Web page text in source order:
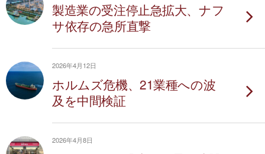
製造業の受注停止急拡大、ナフ
サ依存の急所直撃
2026年4月12日
ホルムズ危機、21業種への波
及を中間検証
2026年4月8日